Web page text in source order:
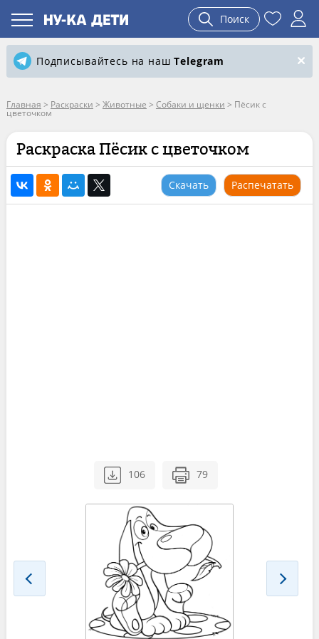
Поиск
Подписывайтесь на нашTelegram
Главная > Раскраски > Животные > Собаки и щенки > Пёсик с
цветочком
Раскраска Пёсик с цветочком
Скачать Распечатать
106 79